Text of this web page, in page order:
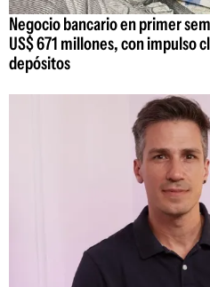
Negocio bancario en primer
US$ 671 millones, con impulso
depósitos